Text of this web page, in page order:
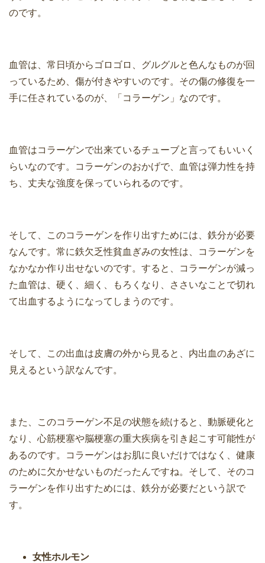
のです。
血管は、常日頃からゴロゴロ、グルグルと色んなものが回
っているため、傷が付きやすいのです。その傷の修復を一
手に任されているのが、「コラーゲン」なのです。
血管はコラーゲンで出来ているチューブと言ってもいいく
らいなのです。コラーゲンのおかげで、血管は弾力性を持
ち、丈夫な強度を保っていられるのです。
そして、このコラーゲンを作り出すためには、鉄分が必要
なんです。常に鉄欠乏性貧血ぎみの女性は、コラーゲンを
なかなか作り出せないのです。すると、コラーゲンが減っ
た血管は、硬く、細く、もろくなり、ささいなことで切れ
て出血するようになってしまうのです。
そして、この出血は皮膚の外から見ると、内出血のあざに
見えるという訳なんです。
また、このコラーゲン不足の状態を続けると、動脈硬化と
なり、心筋梗塞や脳梗塞の重大疾病を引き起こす可能性が
あるのです。コラーゲンはお肌に良いだけではなく、健康
のために欠かせないものだったんですね。そして、そのコ
ラーゲンを作り出すためには、鉄分が必要だという訳で
す。
女性ホルモン